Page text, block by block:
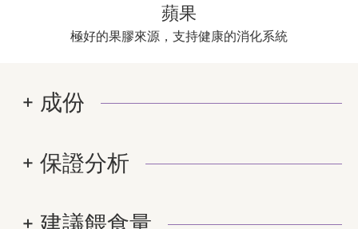
蘋果
極好的果膠來源，支持健康的消化系統
成份
保證分析